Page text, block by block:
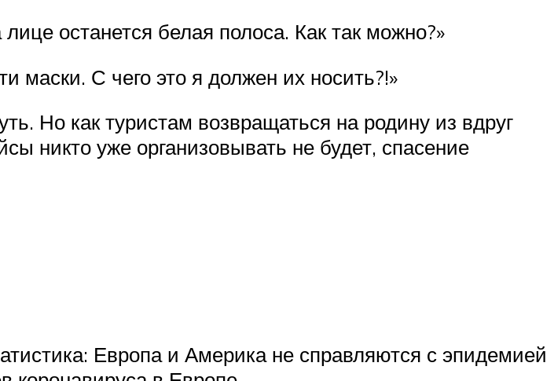
останется белая полоса. Как так можно?»
маски. С чего это я должен их носить?!»
Но как туристам возвращаться на родину из вдруг
никто уже организовывать не будет, спасение
Европа и Америка не справляются с эпидемией